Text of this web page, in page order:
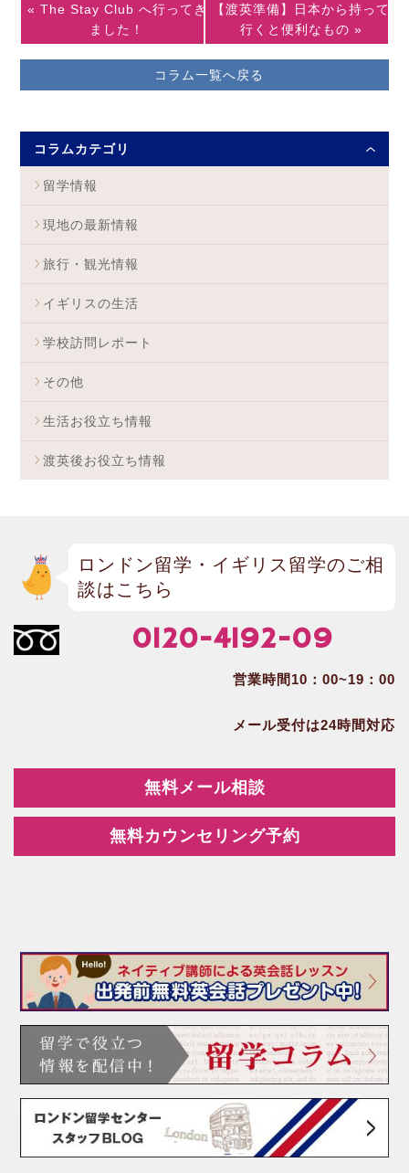
« The Stay Club へ行ってき
ました！
コラム一覧へ戻る
【渡英準備】日本から持って
行くと便利なもの »
コラムカテゴリ
留学情報
現地の最新情報
旅行・観光情報
イギリスの生活
学校訪問レポート
その他
生活お役立ち情報
渡英後お役立ち情報
ロンドン留学・イギリス留学のご相
談はこちら
0120-4192-09
営業時間10：00~19：00
メール受付は24時間対応
無料メール相談
無料カウンセリング予約